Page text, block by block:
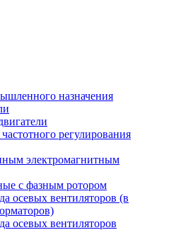
назначения
регулирования
электромагнитным
с фазным ротором
осевых вентиляторов (в
осевых вентиляторов